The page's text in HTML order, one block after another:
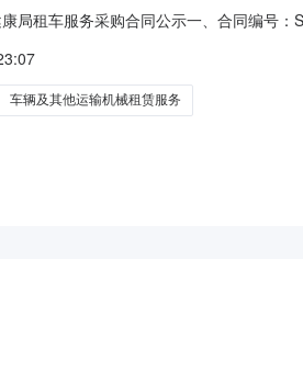
局租车服务采购合同公示一、合同编号
兴县锦秋街道博城六路55号联系方式：
车辆及其他运输机械租赁服务